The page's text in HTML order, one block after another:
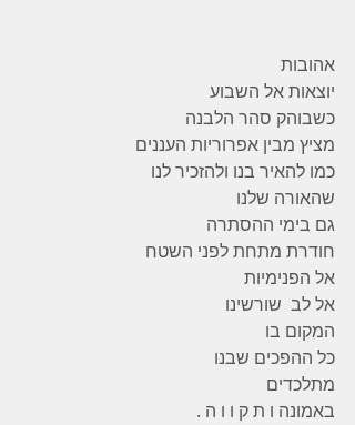
אהובות
יוצאות אל השבוע
כשבוהק סהר הלבנה
מציץ מבין אפרוריות העננים
כמו להאיר בנו ולהזכיר לנו
שהאורה שלנו
גם בימי ההסתרה
חודרת מתחת לפני השטח
אל הפנימיות
אל לב  שורשינו
המקום בו
כל ההפכים שבנו
מתלכדים
באמונה ו ת ק ו ו ה .